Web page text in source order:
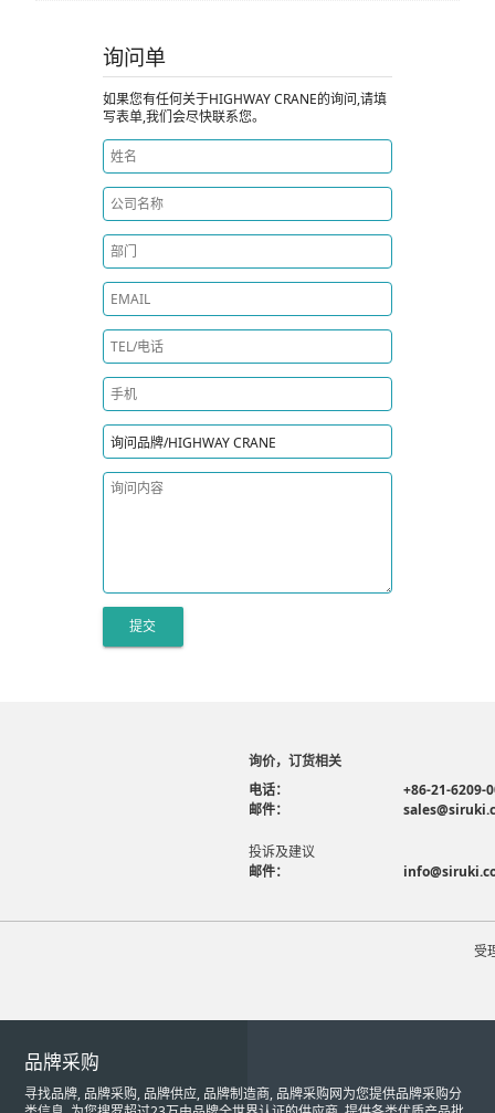
询问单
如果您有任何关于HIGHWAY CRANE的询问,请填
写表单,我们会尽快联系您。
提交
询价，订货相关
电话：
+86-21-6209-
邮件：
投诉及建议
邮件：
受
品牌采购
寻找品牌, 品牌采购, 品牌供应, 品牌制造商, 品牌采购网为您提供品牌采购分